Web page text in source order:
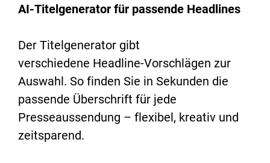
AI-Titelgenerator für passende Headlines
Der Titelgenerator gibt
verschiedene Headline-Vorschlägen zur
Auswahl. So finden Sie in Sekunden die
passende Überschrift für jede
Presseaussendung – flexibel, kreativ und
zeitsparend.